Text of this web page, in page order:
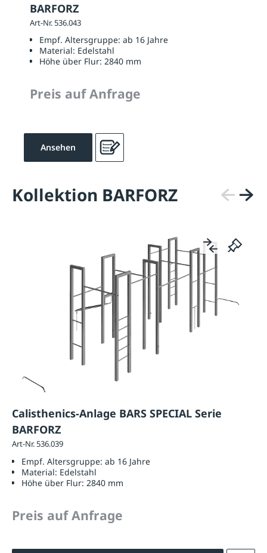
BARFORZ
Art-Nr. 536.043
Empf. Altersgruppe: ab 16 Jahre
Material: Edelstahl
Höhe über Flur: 2840 mm
Preis auf Anfrage
Ansehen
Kollektion BARFORZ
Calisthenics-Anlage BARS SPECIAL Serie
BARFORZ
Art-Nr. 536.039
Empf. Altersgruppe: ab 16 Jahre
Material: Edelstahl
Höhe über Flur: 2840 mm
Preis auf Anfrage